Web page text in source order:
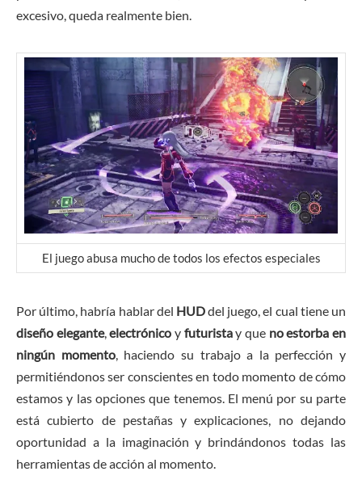
excesivo, queda realmente bien.
El juego abusa mucho de todos los efectos especiales
Por último, habría hablar del HUDdel juego, el cual tiene un
diseño elegante,electrónico y futuristay que no estorba en
ningún momento, haciendo su trabajo a la perfección y
permitiéndonos ser conscientes en todo momento de cómo
estamos y las opciones que tenemos. El menú por su parte
está cubierto de pestañas y explicaciones, no dejando
oportunidad a la imaginación y brindándonos todas las
herramientas de acción al momento.